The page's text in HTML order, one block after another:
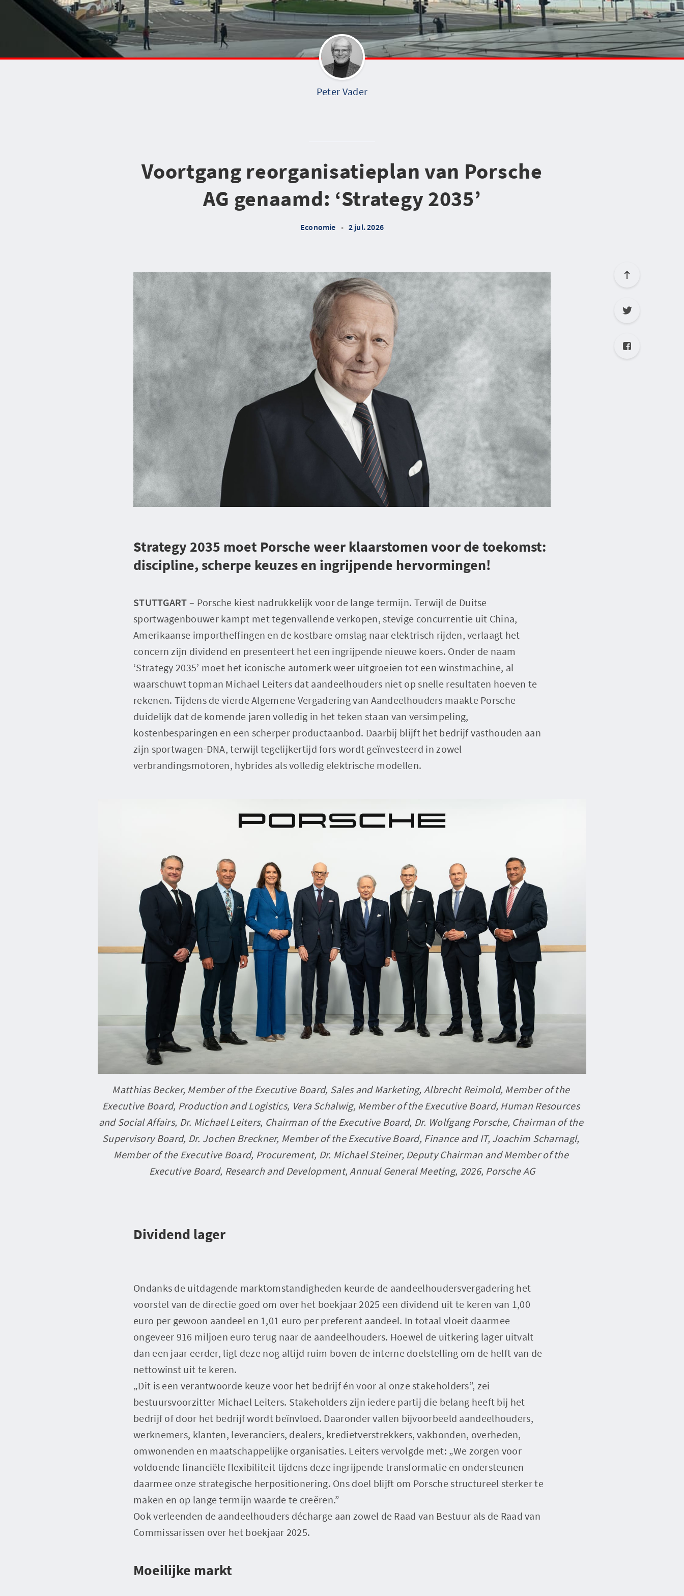
Peter Vader
Voortgang reorganisatieplan van Porsche
AG genaamd: ‘Strategy 2035’
Economie • 2 jul. 2026
Strategy 2035 moet Porsche weer klaarstomen voor de toekomst:
discipline, scherpe keuzes en ingrijpende hervormingen!
STUTTGART – Porsche kiest nadrukkelijk voor de lange termijn. Terwijl de Duitse
sportwagenbouwer kampt met tegenvallende verkopen, stevige concurrentie uit China,
Amerikaanse importheffingen en de kostbare omslag naar elektrisch rijden, verlaagt het
concern zijn dividend en presenteert het een ingrijpende nieuwe koers. Onder de naam
‘Strategy 2035’ moet het iconische automerk weer uitgroeien tot een winstmachine, al
waarschuwt topman Michael Leiters dat aandeelhouders niet op snelle resultaten hoeven te
rekenen. Tijdens de vierde Algemene Vergadering van Aandeelhouders maakte Porsche
duidelijk dat de komende jaren volledig in het teken staan van versimpeling,
kostenbesparingen en een scherper productaanbod. Daarbij blijft het bedrijf vasthouden aan
zijn sportwagen-DNA, terwijl tegelijkertijd fors wordt geïnvesteerd in zowel
verbrandingsmotoren, hybrides als volledig elektrische modellen.
Matthias Becker, Member of the Executive Board, Sales and Marketing, Albrecht Reimold, Member of the
Executive Board, Production and Logistics, Vera Schalwig, Member of the Executive Board, Human Resources
and Social Affairs, Dr. Michael Leiters, Chairman of the Executive Board, Dr. Wolfgang Porsche, Chairman of the
Supervisory Board, Dr. Jochen Breckner, Member of the Executive Board, Finance and IT, Joachim Scharnagl,
Member of the Executive Board, Procurement, Dr. Michael Steiner, Deputy Chairman and Member of the
Executive Board, Research and Development, Annual General Meeting, 2026, Porsche AG
Dividend lager
Ondanks de uitdagende marktomstandigheden keurde de aandeelhoudersvergadering het
voorstel van de directie goed om over het boekjaar 2025 een dividend uit te keren van 1,00
euro per gewoon aandeel en 1,01 euro per preferent aandeel. In totaal vloeit daarmee
ongeveer 916 miljoen euro terug naar de aandeelhouders. Hoewel de uitkering lager uitvalt
dan een jaar eerder, ligt deze nog altijd ruim boven de interne doelstelling om de helft van de
nettowinst uit te keren.
„Dit is een verantwoorde keuze voor het bedrijf én voor al onze stakeholders”, zei
bestuursvoorzitter Michael Leiters. Stakeholders zijn iedere partij die belang heeft bij het
bedrijf of door het bedrijf wordt beïnvloed. Daaronder vallen bijvoorbeeld aandeelhouders,
werknemers, klanten, leveranciers, dealers, kredietverstrekkers, vakbonden, overheden,
omwonenden en maatschappelijke organisaties. Leiters vervolgde met: „We zorgen voor
voldoende financiële flexibiliteit tijdens deze ingrijpende transformatie en ondersteunen
daarmee onze strategische herpositionering. Ons doel blijft om Porsche structureel sterker te
maken en op lange termijn waarde te creëren.”
Ook verleenden de aandeelhouders décharge aan zowel de Raad van Bestuur als de Raad van
Commissarissen over het boekjaar 2025.
Moeilijke markt